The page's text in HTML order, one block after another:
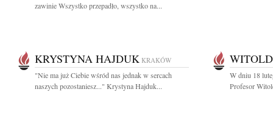
zawinie Wszystko przepadło, wszystko na...
KRYSTYNA HAJDUK KRAKÓW
"Nie ma już Ciebie wśród nas jednak w sercach
naszych pozostaniesz..." Krystyna Hajduk...
W dniu 18
Profesor